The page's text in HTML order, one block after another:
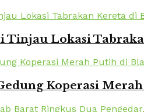
Tinjau Lokasi
Koperasi